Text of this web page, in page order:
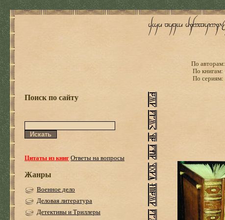
По авторам:
По книгам:
По сериям:
Поиск по сайту
Цитаты из книгОтветы на вопросы
Жанры
Военное дело
Деловая литература
Детективы и Триллеры